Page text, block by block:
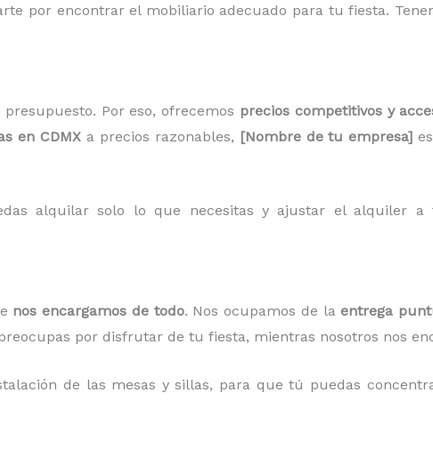
por encontrar el mobiliario adecuado para tu fiesta.
Por eso, ofrecemos precios competitivos y
en CDMXa precios razonables, [Nombre de tu empresa]
alquilar solo lo que necesitas y ajustar el alquiler a
nos encargamos de todo. Nos ocupamos de laentrega
por disfrutar de tu fiesta, mientras nosotros nos
de las mesas y sillas, para que tú puedas